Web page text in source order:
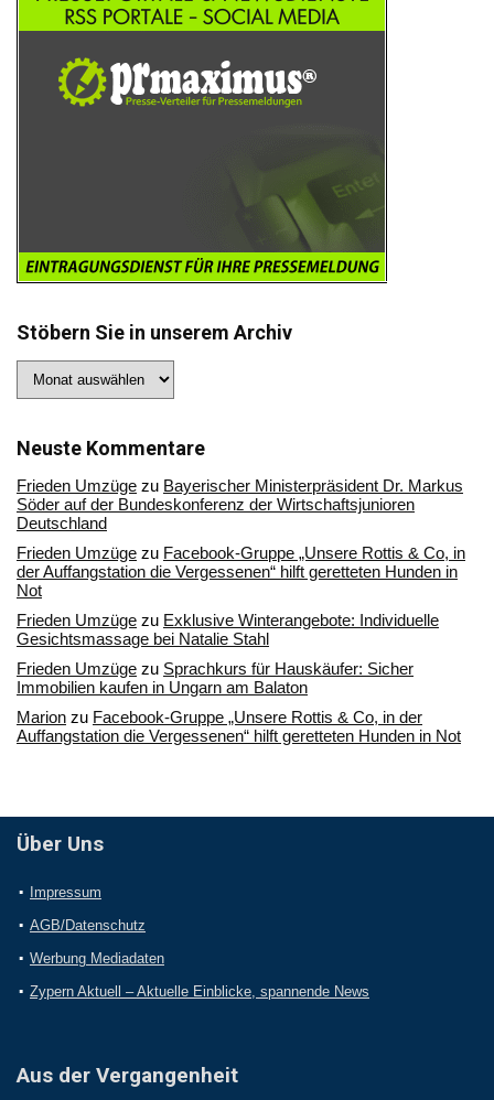
Stöbern Sie in unserem Archiv
Sie
Archiv
Neuste Kommentare
Frieden Umzüge zu Bayerischer Ministerpräsident Dr. Markus
Söder auf der Bundeskonferenz der Wirtschaftsjunioren
Deutschland
Frieden Umzüge zu Facebook-Gruppe „Unsere Rottis & Co, in
der Auffangstation die Vergessenen“ hilft geretteten Hunden in
Not
Frieden Umzüge zu Exklusive Winterangebote: Individuelle
Gesichtsmassage bei Natalie Stahl
Frieden Umzüge zu Sprachkurs für Hauskäufer: Sicher
Immobilien kaufen in Ungarn am Balaton
Marion zu Facebook-Gruppe „Unsere Rottis & Co, in der
Auffangstation die Vergessenen“ hilft geretteten Hunden in Not
Über Uns
Impressum
AGB/Datenschutz
Werbung Mediadaten
Zypern Aktuell – Aktuelle Einblicke, spannende News
Aus der Vergangenheit